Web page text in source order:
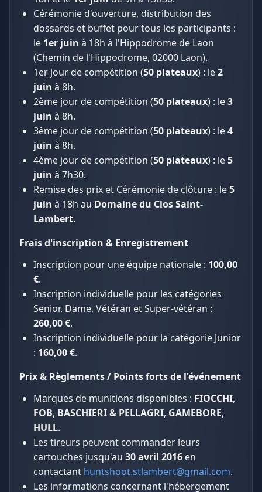
Cérémonie d'ouverture, distribution des
dossards et buffet pour tous les participants :
le 1er juin à 18h à l'Hippodrome de Laon
(Chemin de l'Hippodrome, 02000 Laon).
1er jour de compétition (50 plateaux) : le2
juin à 8h.
2ème jour de compétition (50 plateaux) : le3
juin à 8h.
3ème jour de compétition (50 plateaux) : le4
juin à 8h.
4ème jour de compétition (50 plateaux) : le5
juin à 7h30.
Remise des prix et Cérémonie de clôture : le5
juin à 18h au Domaine du Clos Saint-
Lambert.
Frais d'inscription & Enregistrement
Inscription pour une équipe nationale : 100,00
€.
Inscription individuelle pour les catégories
Senior, Dame, Vétéran et Super-vétéran :
260,00 €.
Inscription individuelle pour la catégorie Junior
: 160,00 €.
Prix & Règlements / Points forts de l'événement
Marques de munitions disponibles : FIOCCHI,
FOB, BASCHIERI & PELLAGRI, GAMEBORE,
HULL.
Les tireurs peuvent commander leurs
cartouches jusqu'au 30 avril 2016 en
contactant huntshoot.stlambert@gmail.com.
Les informations concernant l'hébergement